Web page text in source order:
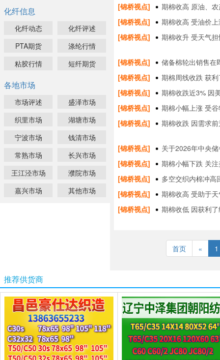
化纤信息
化纤动态
化纤评述
PTA期货
涤纶行情
粘胶行情
短纤期货
各地市场
市场评述
盛泽市场
织里市场
湖塘市场
宁波市场
钱清市场
常熟市场
长兴市场
王江泾市场
濮院市场
嘉兴市场
其他市场
[锦桥视点]
期棉收高 原油、
[锦桥视点]
期棉收高 受油价
[锦桥视点]
期棉收升 受天气
[锦桥视点]
储备棉轮出销售在
[锦桥视点]
期棉周线收跌 获
[锦桥视点]
期棉收跌近3% 因
[锦桥视点]
期棉小幅上涨 受
[锦桥视点]
期棉收跌 因需求
[锦桥视点]
关于2026年中央
[锦桥视点]
期棉小幅下跌 关
[锦桥视点]
多空交织内棉冲高
[锦桥视点]
期棉收高 受助于
[锦桥视点]
期棉收低 因获利
首页 « 1
推荐供货商